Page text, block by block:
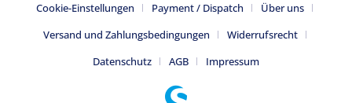
Cookie-Einstellungen Payment / Dispatch
Über uns
Versand und Zahlungsbedingungen
Widerrufsrecht
Datenschutz
AGB Impressum